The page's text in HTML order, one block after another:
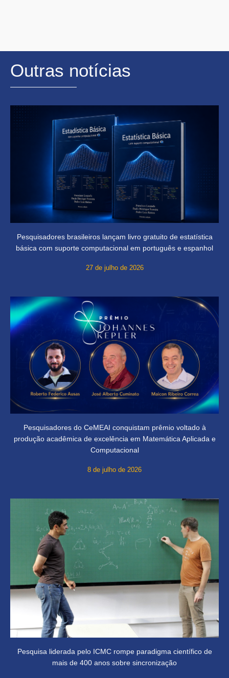
Outras notícias
Pesquisadores brasileiros lançam livro gratuito de estatística
básica com suporte computacional em português e espanhol
27 de julho de 2026
Pesquisadores do CeMEAI conquistam prêmio voltado à
produção acadêmica de excelência em Matemática Aplicada e
Computacional
8 de julho de 2026
Pesquisa liderada pelo ICMC rompe paradigma científico de
mais de 400 anos sobre sincronização